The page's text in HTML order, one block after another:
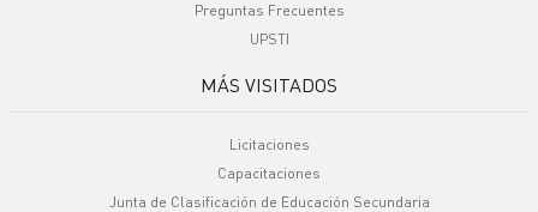
Preguntas Frecuentes
UPSTI
MÁS VISITADOS
Licitaciones
Capacitaciones
Junta de Clasificación de Educación Secundaria